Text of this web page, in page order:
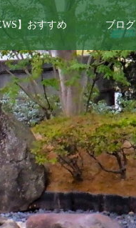
】おすすめ ブログ